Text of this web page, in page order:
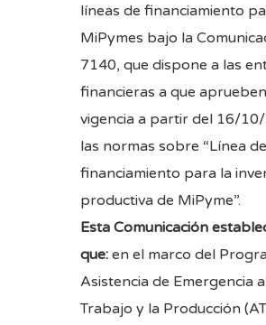
líneas de financiamiento
MiPymes bajo la
7140, que dispone a las
financieras a que
vigencia a partir del 16/
las normas sobre “Línea de
financiamiento para la
productiva de MiPyme”.
Esta Comunicación
que: en el marco del
Asistencia de Emergencia
Trabajo y la Producción